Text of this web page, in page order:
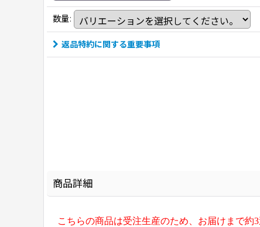
数量:
返品特約に関する重要事項
商品詳細
こちらの商品は受注生産のため、お届けまで約